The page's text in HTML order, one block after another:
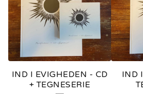
IND I EVIGHEDEN - CD
+ TEGNESERIE
IND